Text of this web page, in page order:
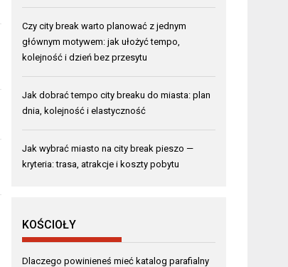
Czy city break warto planować z jednym
głównym motywem: jak ułożyć tempo,
kolejność i dzień bez przesytu
Jak dobrać tempo city breaku do miasta: plan
dnia, kolejność i elastyczność
Jak wybrać miasto na city break pieszo —
kryteria: trasa, atrakcje i koszty pobytu
KOŚCIOŁY
Dlaczego powinieneś mieć katalog parafialny